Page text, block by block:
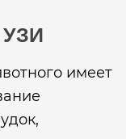
УЗИ
имеет